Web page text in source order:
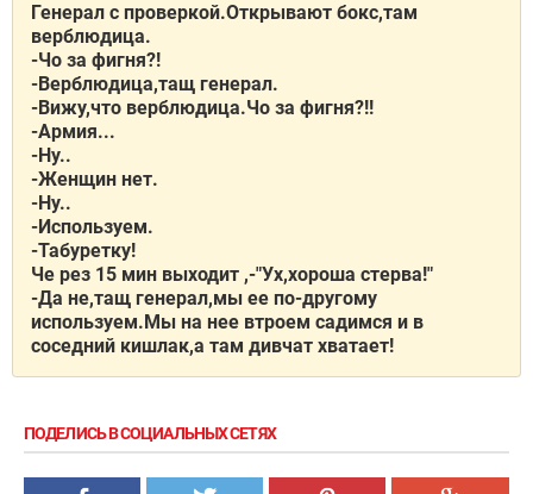
Генерал с проверкой.Открывают бокс,там
верблюдица.
-Чо за фигня?!
-Верблюдица,тащ генерал.
-Вижу,что верблюдица.Чо за фигня?!!
-Армия...
-Ну..
-Женщин нет.
-Ну..
-Используем.
-Табуретку!
Че рез 15 мин выходит ,-"Ух,хороша стерва!"
-Да не,тащ генерал,мы ее по-другому
используем.Мы на нее втроем садимся и в
соседний кишлак,а там дивчат хватает!
ПОДЕЛИСЬ В СОЦИАЛЬНЫХ СЕТЯХ